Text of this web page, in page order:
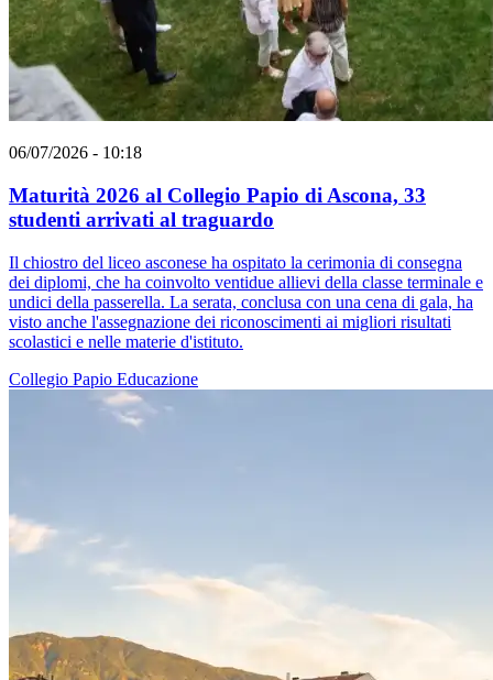
06/07/2026 - 10:18
Maturità 2026 al Collegio Papio di Ascona, 33
studenti arrivati al traguardo
Il chiostro del liceo asconese ha ospitato la cerimonia di consegna
dei diplomi, che ha coinvolto ventidue allievi della classe terminale e
undici della passerella. La serata, conclusa con una cena di gala, ha
visto anche l'assegnazione dei riconoscimenti ai migliori risultati
scolastici e nelle materie d'istituto.
Collegio Papio Educazione